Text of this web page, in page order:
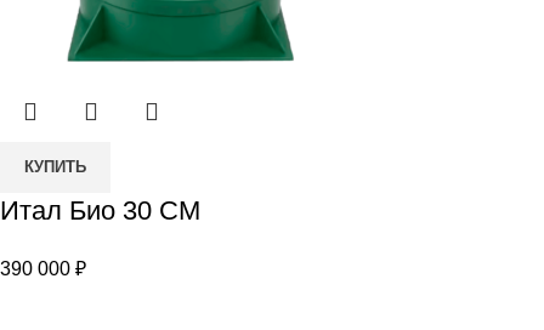
Количество
Итал
30
КУПИТЬ
Итал Био 30 СМ
390 000 ₽